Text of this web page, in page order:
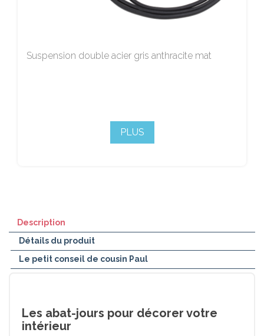
Suspension double acier gris anthracite mat
PLUS
Description
Détails du produit
Le petit conseil de cousin Paul
Les abat-jours pour décorer votre
intérieur